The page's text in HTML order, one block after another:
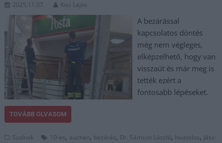
2025.11.07. Kiss Lajos
A bezárással
kapcsolatos döntés
még nem végleges,
elképzelhető, hogy van
visszaút és már meg is
tették ezért a
fontosabb lépéseket.
TOVÁBB OLVASOM
Szolnok 10-es, auchan, bezárás, Dr. Sámson László, hivatalos, Jász-